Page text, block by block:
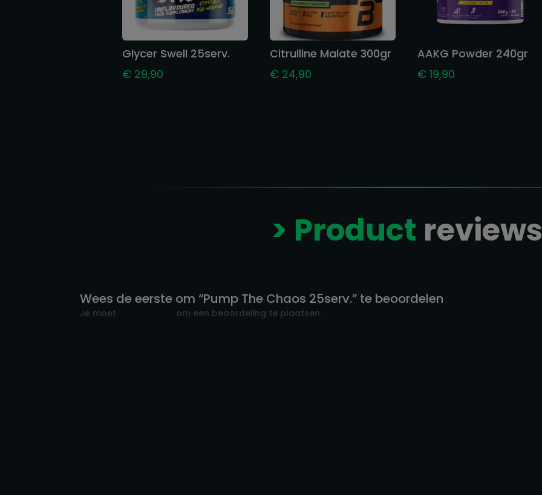
Glycer Swell 25serv.
€29,90
Citrulline Malate 300gr
€24,90
AAKG Powder 240gr
€19,90
> Product reviews
Wees de eerste om “Pump The Chaos 25serv.” te beoordelen
Je moet om een beoordeling te plaatsen.